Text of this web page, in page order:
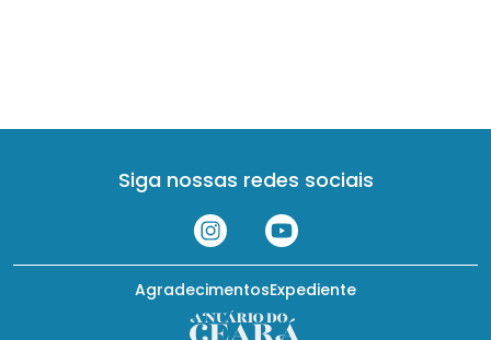
Siga nossas redes sociais
Expediente
Agradecimentos